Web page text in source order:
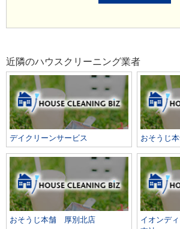
近隣のハウスクリーニング業者
デイクリーンサービス おそうじ
おそうじ本舗 厚別北店
イオンデ